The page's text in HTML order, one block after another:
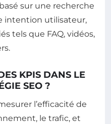
sur une recherche
intention utilisateur,
tels que FAQ, vidéos,
KPIS DANS LE
SEO ?
l’efficacité de
le trafic, et